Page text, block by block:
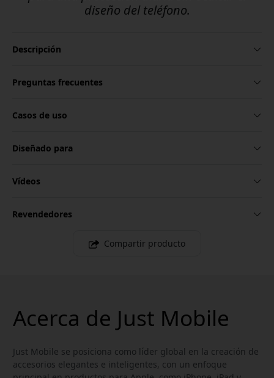
diseño del teléfono.
Descripción
Preguntas frecuentes
Casos de uso
Diseñado para
Vídeos
Revendedores
Compartir producto
Acerca de Just Mobile
Just Mobile se posiciona como líder global en la creación de
accesorios elegantes e inteligentes, con un enfoque